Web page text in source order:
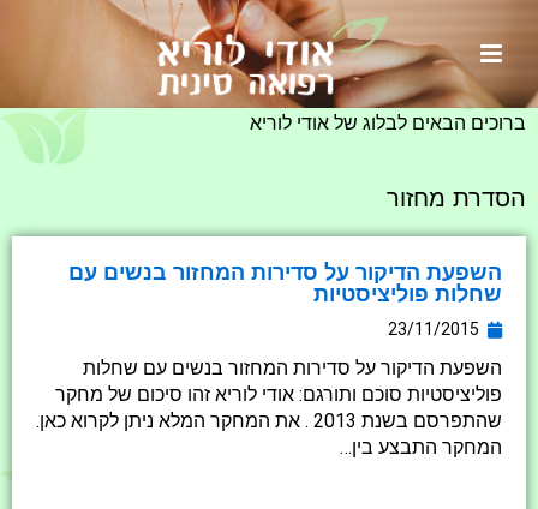
»הסדרת מחזור
ברוכים הבאים לבלוג של אודי לוריא
הסדרת מחזור
השפעת הדיקור על סדירות המחזור בנשים עם
שחלות פוליציסטיות
23/11/2015
השפעת הדיקור על סדירות המחזור בנשים עם שחלות
פוליציסטיות סוכם ותורגם: אודי לוריא זהו סיכום של מחקר
שהתפרסם בשנת 2013 . את המחקר המלא ניתן לקרוא כאן.
המחקר התבצע בין…